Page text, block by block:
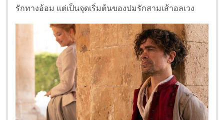
รักทางอ้อม แต่เป็นจุดเริ่มต้นของปมรักสามเส้าอลเวง